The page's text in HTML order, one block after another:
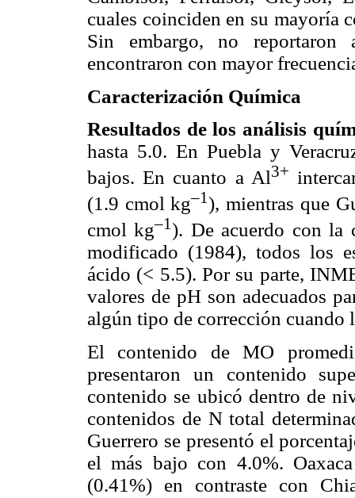
cuales coinciden en su mayoría
Sin embargo, no
encontraron con mayor
Caracterización Química
Resultados de los análisis
hasta 5.0. En Puebla y
bajos. En cuanto a Al3+
(1.9 cmol kg–1), mientras que
cmol kg–1). De acuerdo con la
modificado (1984), todos los
ácido (< 5.5). Por su parte,
valores de pH son adecuados
algún tipo de corrección cuando
El contenido de MO
presentaron un contenido
contenido se ubicó dentro de
contenidos de N total
Guerrero se presentó el
el más bajo con 4.0%.
(0.41%) en contraste con